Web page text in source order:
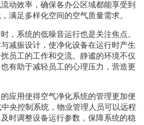
动效率，确保各办公区域都能享受到
满足多样化空间的空气质量需求。
，系统的低噪音运行也是关注焦点。
减振设计，使净化设备在运行时产生
员工的工作和交流。静谧的环境不仅
有助于减轻员工的心理压力，营造更
应用使得空气净化系统的管理更加便
央控制系统，物业管理人员可以远程
时调整设备运行参数，保障系统的稳